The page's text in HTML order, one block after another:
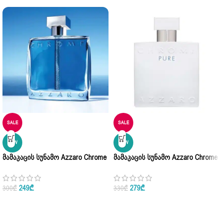
SALE
NEW
Მამაკაცის Სუნამო Azzaro Chrome
300₾ 249₾
SALE
NEW
Მამაკაცის Სუნამო Azzaro Chrome
330₾ 279₾